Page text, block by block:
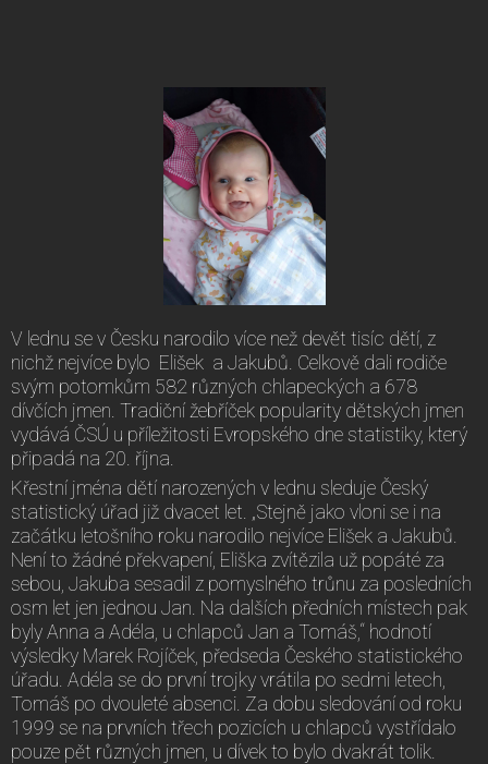
V lednu se v Česku narodilo více než devět tisíc dětí, z
nichž nejvíce bylo Elišek a Jakubů. Celkově dali rodiče
svým potomkům 582 různých chlapeckých a 678
dívčích jmen. Tradiční žebříček popularity dětských jmen
vydává ČSÚ u příležitosti Evropského dne statistiky, který
připadá na 20. října.
Křestní jména dětí narozených v lednu sleduje Český
statistický úřad již dvacet let. „Stejně jako vloni se i na
začátku letošního roku narodilo nejvíce Elišek a Jakubů.
Není to žádné překvapení, Eliška zvítězila už popáté za
sebou, Jakuba sesadil z pomyslného trůnu za posledních
osm let jen jednou Jan. Na dalších předních místech pak
byly Anna a Adéla, u chlapců Jan a Tomáš,“ hodnotí
výsledky Marek Rojíček, předseda Českého statistického
úřadu. Adéla se do první trojky vrátila po sedmi letech,
Tomáš po dvouleté absenci. Za dobu sledování od roku
1999 se na prvních třech pozicích u chlapců vystřídalo
pouze pět různých jmen, u dívek to bylo dvakrát tolik.